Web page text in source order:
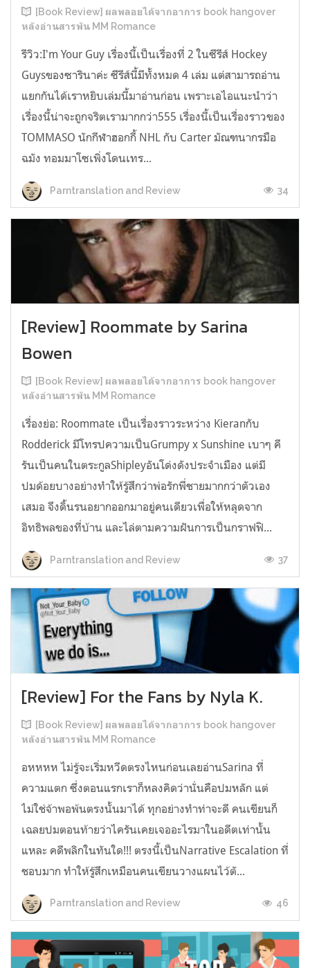
[Book Review] ผลพลอยได้จากอาการ book hangover
หลังอ่านสารพัน MM Romance
รีวิว:I'm Your Guy เรื่องนี้เป็นเรื่องที่ 2 ในซีรีส์ Hockey
Guysของซารินาค่ะ ซีรีส์นี้มีทั้งหมด 4 เล่ม แต่สามารถอ่าน
แยกกันได้เราหยิบเล่มนี้มาอ่านก่อน เพราะเอไอแนะนำว่า
เรื่องนี้น่าจะถูกจริตเรามากกว่า555 เรื่องนี้เป็นเรื่องราวของ
TOMMASO นักกีฬาฮอกกี้ NHL กับ Carter มัณฑนากรมือ
ฉมัง ทอมมาโซเพิ่งโดนเทร...
Parntranslation and Review 34
[Review] Roommate by Sarina
Bowen
[Book Review] ผลพลอยได้จากอาการ book hangover
หลังอ่านสารพัน MM Romance
เรื่องย่อ: Roommate เป็นเรื่องราวระหว่าง Kieranกับ
Rodderick มีโทรปความเป็นGrumpy x Sunshine เบาๆ คี
รันเป็นคนในตระกูลShipleyอันโด่งดังประจำเมือง แต่มี
ปมด้อยบางอย่างทำให้รู้สึกว่าพ่อรักพี่ชายมากกว่าตัวเอง
เสมอ จึงดิ้นรนอยากออกมาอยู่คนเดียวเพื่อให้หลุดจาก
อิทธิพลของที่บ้าน และไล่ตามความฝันการเป็นกราฟฟิ...
Parntranslation and Review 37
[Review] For the Fans by Nyla K.
[Book Review] ผลพลอยได้จากอาการ book hangover
หลังอ่านสารพัน MM Romance
อหหหห ไม่รู้จะเริ่มหวีดตรงไหนก่อนเลยอ่านSarina ที่
ความแตก ซึ่งตอนแรกเราก็หลงคิดว่านั่นคือปมหลัก แต่
ไม่ใช่จ้าพอพ้นตรงนั้นมาได้ ทุกอย่างทำท่าจะดี คนเขียนก็
เฉลยปมตอนท้ายว่าไครันเคยเจออะไรมาในอดีตเท่านั้น
แหละ คดีพลิกในทันใด!!! ตรงนี้เป็นNarrative Escalation ที่
ชอบมาก ทำให้รู้สึกเหมือนคนเขียนวางแผนไว้ตั...
Parntranslation and Review 46